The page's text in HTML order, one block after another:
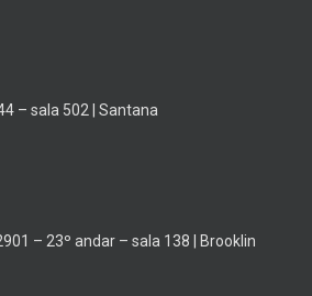
– sala 502 | Santana
– 23º andar – sala 138 | Brooklin